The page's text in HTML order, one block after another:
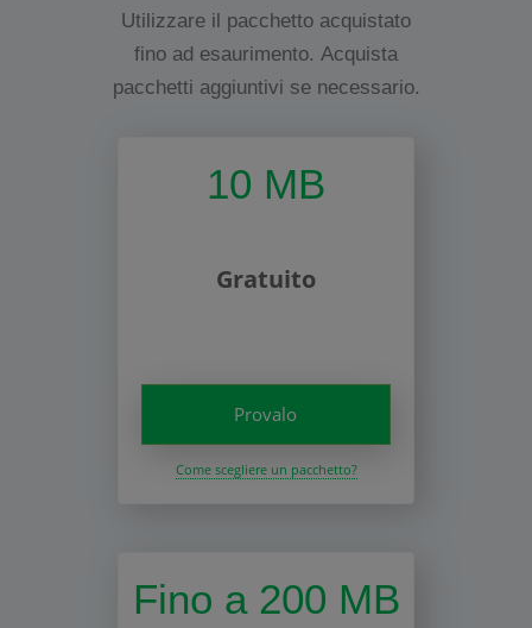
Utilizzare il pacchetto acquistato
fino ad esaurimento. Acquista
pacchetti aggiuntivi se necessario.
10 MB
Gratuito
Provalo
Come scegliere un pacchetto?
Fino a 200 MB